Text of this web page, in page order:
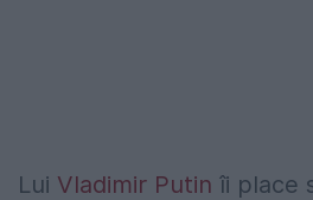
Lui Vladimir Putin îi place